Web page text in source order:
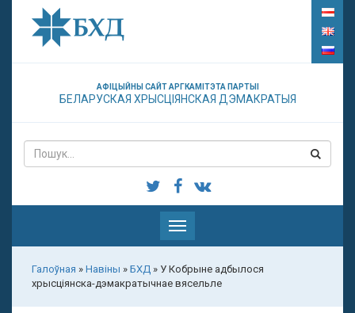
АФІЦЫЙНЫ САЙТ АРГКАМІТЭТА ПАРТЫІ
БЕЛАРУСКАЯ ХРЫСЦІЯНСКАЯ ДЭМАКРАТЫЯ
Паказаць
меню
Галоўная » Навіны » БХД » У Кобрыне адбылося
хрысціянска-дэмакратычнае вясельле